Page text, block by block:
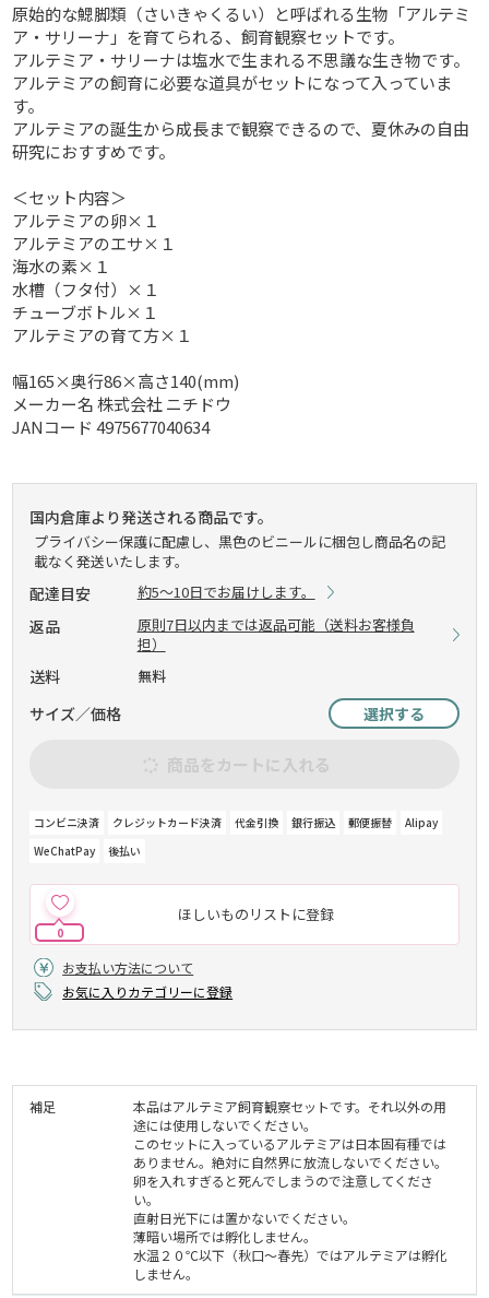
原始的な鰓脚類（さいきゃくるい）と呼ばれる生物「アルテミ
ア・サリーナ」を育てられる、飼育観察セットです。
アルテミア・サリーナは塩水で生まれる不思議な生き物です。
アルテミアの飼育に必要な道具がセットになって入っていま
す。
アルテミアの誕生から成長まで観察できるので、夏休みの自由
研究におすすめです。
＜セット内容＞
アルテミアの卵×１
アルテミアのエサ×１
海水の素×１
水槽（フタ付）×１
チューブボトル×１
アルテミアの育て方×１
幅165×奥行86×高さ140(mm)
メーカー名 株式会社 ニチドウ
JANコード 4975677040634
国内倉庫より発送される商品です。
プライバシー保護に配慮し、黒色のビニールに梱包し商品名の記
載なく発送いたします。
配達目安 約5～10日でお届けします。
返品
原則7日以内までは返品可能（送料お客様負
担）
送料 無料
サイズ／価格 選択する
商品をカートに入れる
コンビニ決済 クレジットカード決済 代金引換 銀行振込 郵便振替
Alipay
WeChatPay
後払い
ほしいものリストに登録
0
お支払い方法について
お気に入りカテゴリーに登録
補足
本品はアルテミア飼育観察セットです。それ以外の用
途には使用しないでください。
このセットに入っているアルテミアは日本固有種では
ありません。絶対に自然界に放流しないでください。
卵を入れすぎると死んでしまうので注意してくださ
い。
直射日光下には置かないでください。
薄暗い場所では孵化しません。
水温２０℃以下（秋口～春先）ではアルテミアは孵化
しません。